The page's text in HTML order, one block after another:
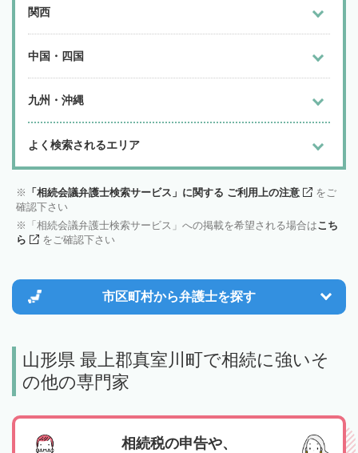
関西
中国・四国
九州・沖縄
よく検索されるエリア
「相続会議弁護士検索サービス」に関する ご利用上の注意
をご
確認下さい
「相続会議弁護士検索サービス」への掲載を希望される場合はこち
ら
をご確認下さい
市区町村から弁護士を探す
山形県 最上郡真室川町で相続に強いそ
の他の専門家
相続税の申告や、